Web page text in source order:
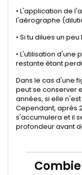
• L'application de
l'aérographe
• Si tu dilues un
• L'utilisation d'une
restante étant
Dans le cas d'une
peut se conserver
années, si elle
Cependant, après
s'accumulera et il
profondeur avant